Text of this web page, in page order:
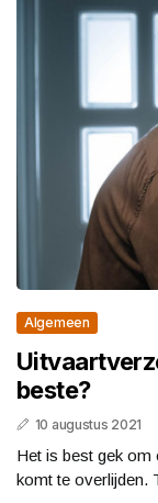
Algemeen
beste?
10 augustus 2021
Het is best gek om
komt te overlijden.